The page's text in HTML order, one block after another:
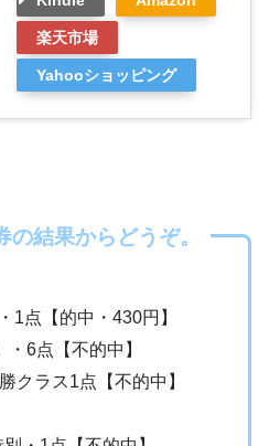
楽天市場
Yahooショッピング
結果からどうぞ。
1点【的中・430円】
6点【不的中】
クラス1点【不的中】